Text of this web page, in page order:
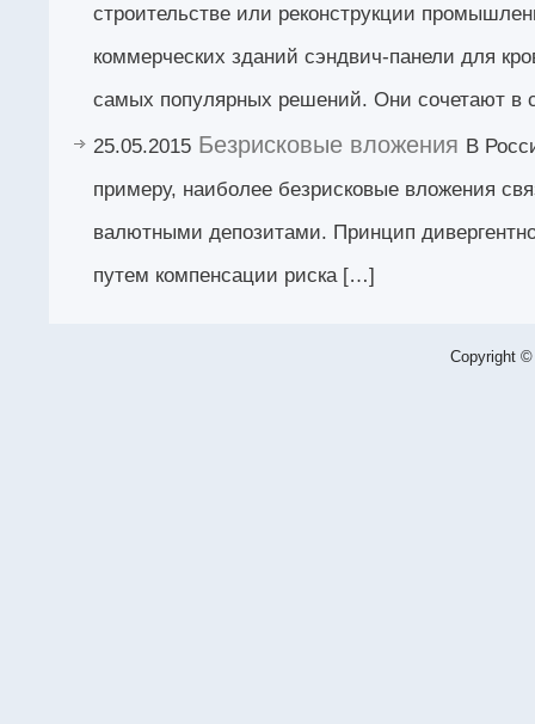
строительстве или реконструкции
коммерческих зданий сэндвич-панели для
самых популярных решений. Они сочетают в
25.05.2015 Безрисковые вложения В
примеру, наиболее безрисковые вложения
валютными депозитами. Принцип
путем компенсации риска […]
Copyright ©